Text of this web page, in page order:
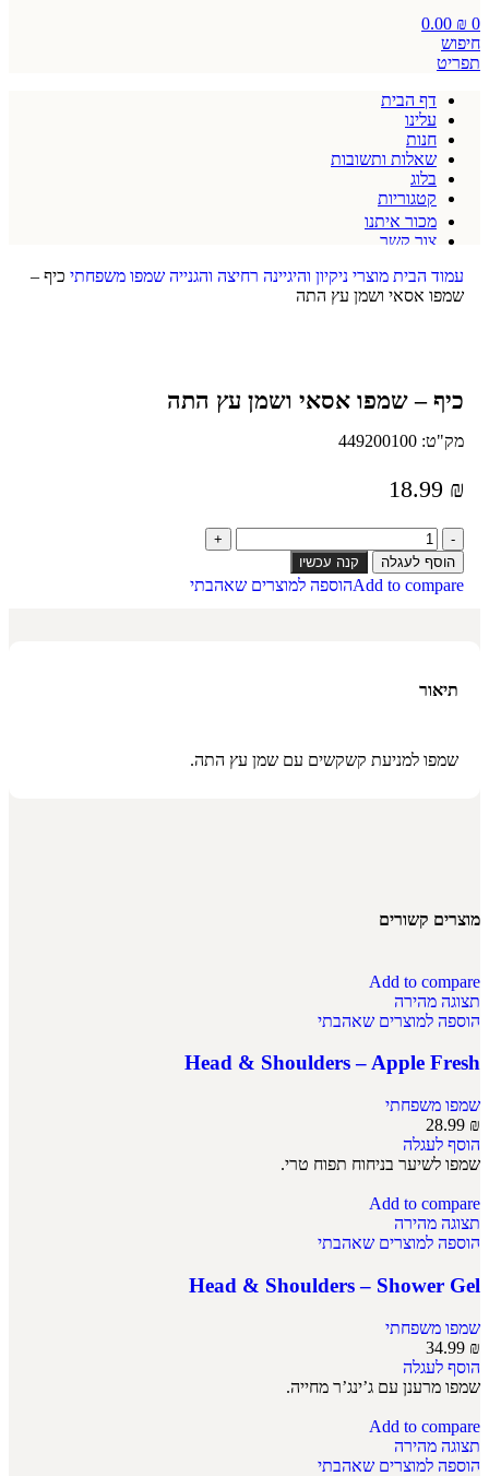
0
0.00 ₪
חיפוש
תפריט
דף הבית
עלינו
חנות
שאלות ותשובות
בלוג
קטגוריות
מכור איתנו
צור קשר
עמוד הבית מוצרי ניקיון והיגיינה רחיצה והגנייה שמפו משפחתי כיף –
שמפו אסאי ושמן עץ התה
כיף – שמפו אסאי ושמן עץ התה
מק"ט: 449200100
18.99 ₪
הוסף לעגלה קנה עכשיו
Add to compareהוספה למוצרים שאהבתי
תיאור
שמפו למניעת קשקשים עם שמן עץ התה.
מוצרים קשורים
Add to compare
תצוגה מהירה
הוספה למוצרים שאהבתי
Head & Shoulders – Apple Fresh
שמפו משפחתי
28.99 ₪
הוסף לעגלה
שמפו לשיער בניחוח תפוח טרי.
Add to compare
תצוגה מהירה
הוספה למוצרים שאהבתי
Head & Shoulders – Shower Gel
שמפו משפחתי
34.99 ₪
הוסף לעגלה
שמפו מרענן עם ג’ינג’ר מחייה.
Add to compare
תצוגה מהירה
הוספה למוצרים שאהבתי